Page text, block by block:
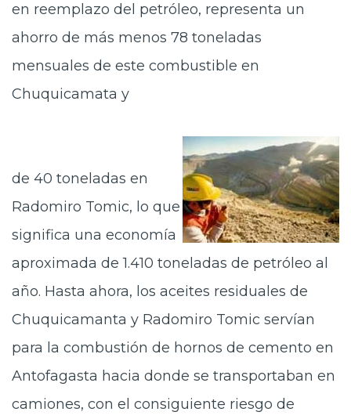
en reemplazo del petróleo, representa un
ahorro de más menos 78 toneladas
mensuales de este combustible en
Chuquicamata y
de 40 toneladas en
Radomiro Tomic, lo que
significa una economía
aproximada de 1.410 toneladas de petróleo al
año. Hasta ahora, los aceites residuales de
Chuquicamanta y Radomiro Tomic servían
para la combustión de hornos de cemento en
Antofagasta hacia donde se transportaban en
camiones, con el consiguiente riesgo de